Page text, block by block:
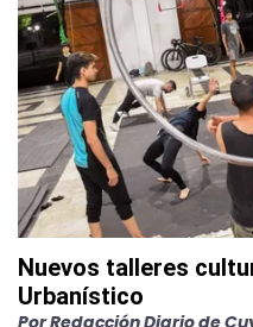
Nuevos talleres
Urbanístico